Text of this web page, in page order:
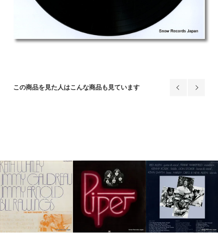
この商品を見た人はこんな商品も見ています